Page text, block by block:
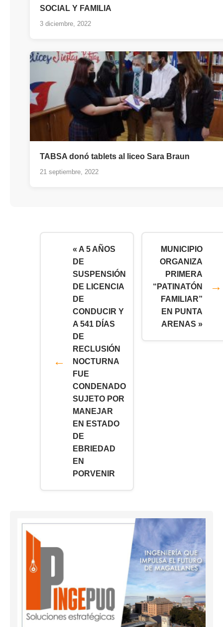
SOCIAL Y FAMILIA
3 diciembre, 2022
TABSA donó tablets al liceo Sara Braun
21 septiembre, 2022
« A 5 AÑOS
DE
SUSPENSIÓN
DE LICENCIA
DE
CONDUCIR Y
A 541 DÍAS
DE
RECLUSIÓN
NOCTURNA
FUE
CONDENADO
SUJETO POR
MANEJAR
EN ESTADO
DE
EBRIEDAD
EN
PORVENIR
MUNICIPIO
ORGANIZA
PRIMERA
“PATINATÓN
FAMILIAR”
EN PUNTA
ARENAS »